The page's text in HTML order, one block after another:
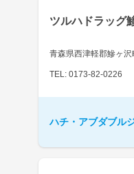
ツルハドラッグ
青森県西津軽郡鰺ヶ沢
TEL: 0173-82-0226
ハチ・アブダブル